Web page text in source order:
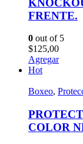
FRENTE.
0 out of 5
$125,00
Agregar
Hot
Boxeo,
COLOR